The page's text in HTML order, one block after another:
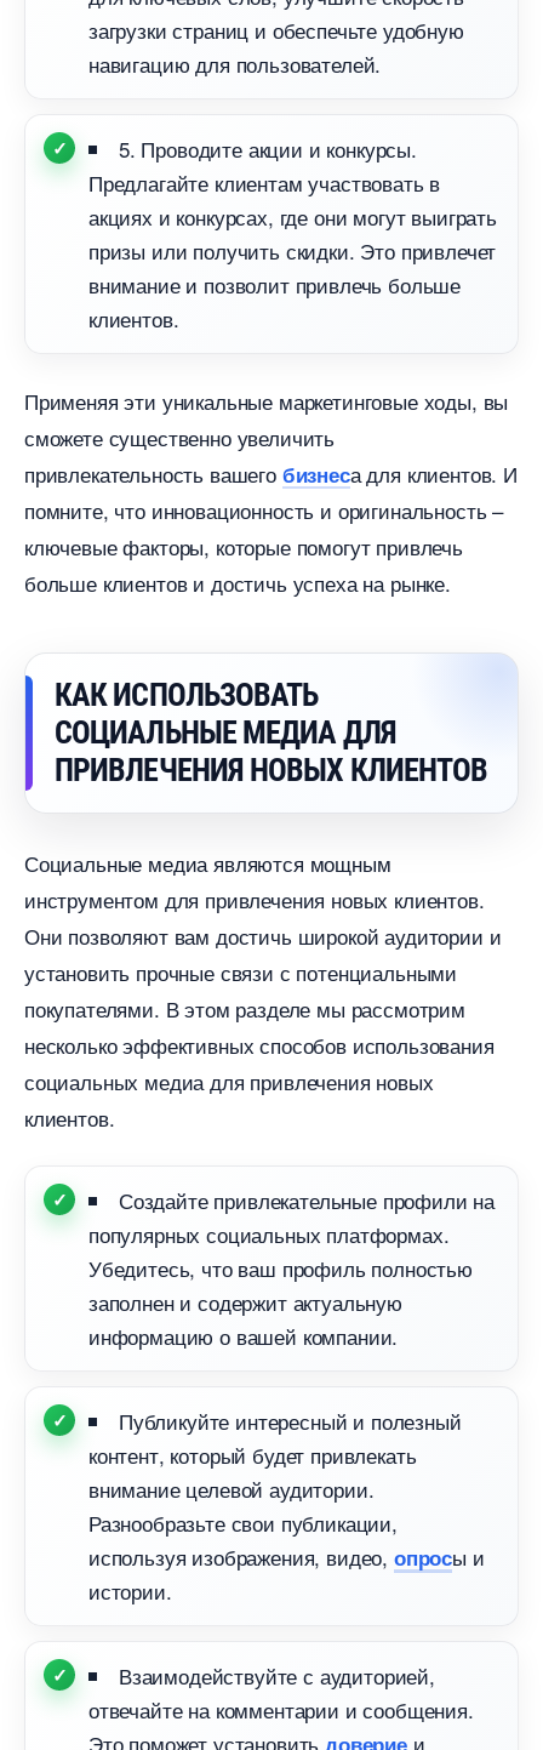
загрузки страниц и обеспечьте удобную
навигацию для пользователей.
5. Проводите акции и конкурсы.
Предлагайте клиентам участвовать
акциях и конкурсах, где они могут выиграть
призы или получить скидки. Это привлечет
нимание и позволит привлечь больше
клиентов.
Применяя эти уникальные маркетинговые ходы, вы
сможете существенно увеличить
привлекательность вашего изнеса для клиентов. И
помните, что инновационность и оригинальность –
ключевые факторы, которые помогут привлечь
ольше клиентов и достичь успеха на рынке.
КАК ИСПОЛЬЗОВАТЬ
СОЦИАЛЬНЫЕ МЕДИА ДЛЯ
ПРИВЛЕЧЕНИЯ НОВЫХ КЛИЕНТО
Социальные медиа являются мощным
инструментом для привлечения новых клиентов.
Они позволяют вам достичь широкой аудитории и
установить прочные связи с потенциальными
покупателями. В этом разделе мы рассмотрим
несколько эффективных способов использования
социальных медиа для привлечения новых
клиентов.
Создайте привлекательные профили на
популярных социальных платформах.
Убедитесь, что ваш профиль полностью
заполнен и содержит актуальную
информацию о вашей компании.
Публикуйте интересный и полезный
контент, который будет привлекать
нимание целевой аудитории.
Разнообразьте свои публикации,
используя изображения, видео, опросы и
истории.
заимодействуйте с аудиторией,
отвечайте на комментарии и сообщения.
Это поможет установить довериеи